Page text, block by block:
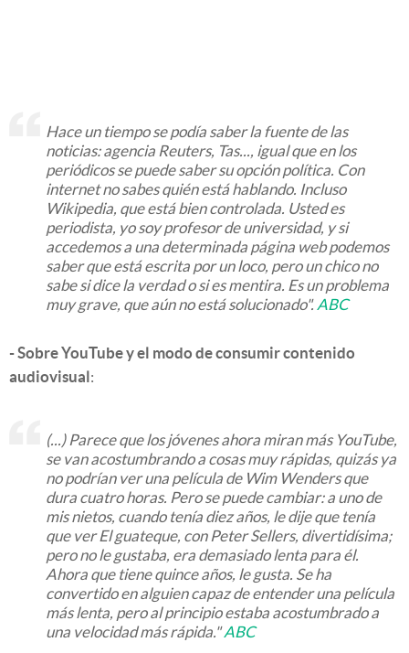
Hace un tiempo se podía saber la fuente de las
noticias: agencia Reuters, Tas..., igual que en los
periódicos se puede saber su opción política. Con
internet no sabes quién está hablando. Incluso
Wikipedia, que está bien controlada. Usted es
periodista, yo soy profesor de universidad, y si
accedemos a una determinada página web podemos
saber que está escrita por un loco, pero un chico no
sabe si dice la verdad o si es mentira. Es un problema
muy grave, que aún no está solucionado". ABC
- Sobre YouTube y el modo de consumir contenido
audiovisual:
(...) Parece que los jóvenes ahora miran más YouTube,
se van acostumbrando a cosas muy rápidas, quizás ya
no podrían ver una película de Wim Wenders que
dura cuatro horas. Pero se puede cambiar: a uno de
mis nietos, cuando tenía diez años, le dije que tenía
que verEl guateque, con Peter Sellers, divertidísima;
pero no le gustaba, era demasiado lenta para él.
Ahora que tiene quince años, le gusta. Se ha
convertido en alguien capaz de entender una película
más lenta, pero al principio estaba acostumbrado a
una velocidad más rápida."ABC